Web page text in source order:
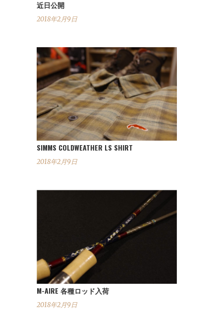
近日公開
2018年2月9日
SIMMS COLDWEATHER LS SHIRT
2018年2月9日
M-AIRE 各種ロッド入荷
2018年2月9日